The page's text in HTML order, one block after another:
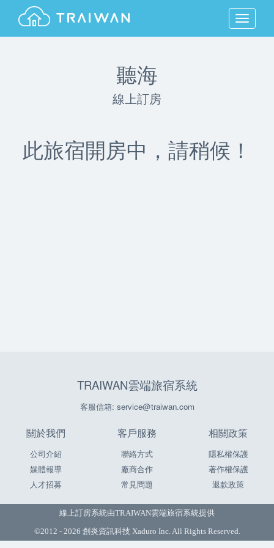
MENU
聽海
線上訂房
此旅宿開房中，請稍候！
TRAIWAN雲端旅宿系統
客服信箱: service@traiwan.com
關於我們
公司介紹
媒體報導
人才招募
客戶服務
聯絡方式
廠商合作
常見問題
相關政策
隱私權保護
著作權保護
退款政策
線上訂房系統由TRAIWAN雲端旅宿系統提供
©2012 - 2026 創炎資訊科技 Xaduro Inc. All Rights Reserved.